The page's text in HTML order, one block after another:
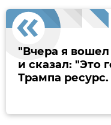
"Вчера я
и сказал: "Это
Трампа ресурс.